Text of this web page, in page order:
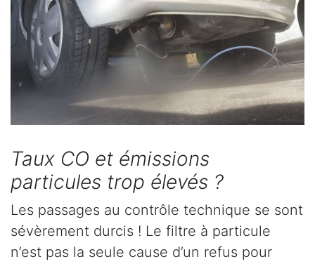
Taux CO et émissions
particules trop élevés ?
Les passages au contrôle technique se sont
sévèrement durcis ! Le filtre à particule
n’est pas la seule cause d’un refus pour